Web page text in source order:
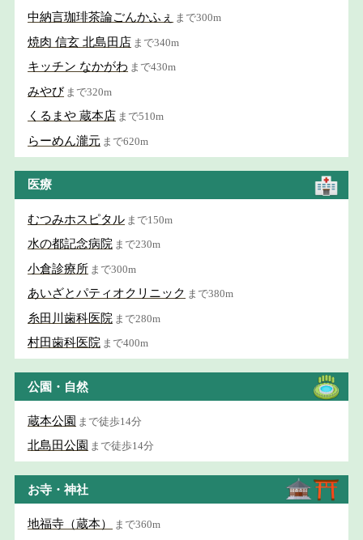
中納言珈琲茶論ごんかふぇ まで300m
焼肉 信玄 北島田店 まで340m
キッチン なかがわ まで430m
みやび まで320m
くるまや 蔵本店 まで510m
らーめん瀧元 まで620m
医療
むつみホスピタル まで150m
水の都記念病院 まで230m
小倉診療所 まで300m
あいざとパティオクリニック まで380m
糸田川歯科医院 まで280m
村田歯科医院 まで400m
公園・自然
蔵本公園 まで徒歩14分
北島田公園 まで徒歩14分
お寺・神社
地福寺（蔵本） まで360m